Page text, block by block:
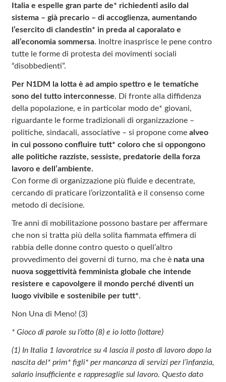
Italia e espelle gran parte de* richiedenti asilo dal
sistema – già precario – di accoglienza, aumentando
l’esercito di clandestin* in preda al caporalato e
all’economia sommersa. Inoltre inasprisce le pene contro
tutte le forme di protesta dei movimenti sociali
“disobbedienti”.
Per N1DM la lotta è ad ampio spettro e le tematiche
sono del tutto interconnesse. Di fronte alla diffidenza
della popolazione, e in particolar modo de* giovani,
riguardante le forme tradizionali di organizzazione –
politiche, sindacali, associative – si propone come alveo
in cui possono confluire tutt* coloro che si oppongono
alle politiche razziste, sessiste, predatorie della forza
lavoro e dell’ambiente.
Con forme di organizzazione più fluide e decentrate,
cercando di praticare l’orizzontalità e il consenso come
metodo di decisione.
Tre anni di mobilitazione possono bastare per affermare
che non si tratta più della solita fiammata effimera di
rabbia delle donne contro questo o quell’altro
provvedimento dei governi di turno, ma che è nata una
nuova soggettività femminista globale che intende
resistere e capovolgere il mondo perché diventi un
luogo vivibile e sostenibile per tutt*.
Non Una di Meno! (3)
* Gioco di parole su l’otto (8) e io lotto (lottare)
(1) In Italia 1 lavoratrice su 4 lascia il posto di lavoro dopo la
nascita del* prim* figli* per mancanza di servizi per l’infanzia,
salario insufficiente e rappresaglie sul lavoro. Questo dato